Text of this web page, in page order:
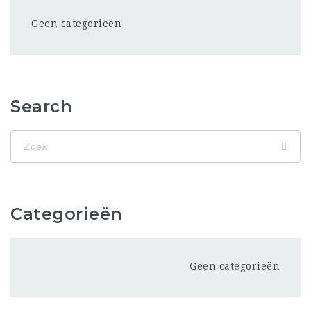
Geen categorieën
Search
Categorieën
Geen categorieën